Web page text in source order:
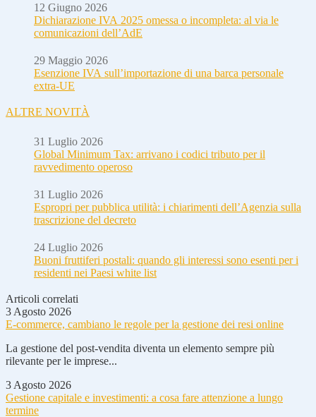
12 Giugno 2026
Dichiarazione IVA 2025 omessa o incompleta: al via le
comunicazioni dell’AdE
29 Maggio 2026
Esenzione IVA sull’importazione di una barca personale
extra-UE
ALTRE NOVITÀ
31 Luglio 2026
Global Minimum Tax: arrivano i codici tributo per il
ravvedimento operoso
31 Luglio 2026
Espropri per pubblica utilità: i chiarimenti dell’Agenzia sulla
trascrizione del decreto
24 Luglio 2026
Buoni fruttiferi postali: quando gli interessi sono esenti per i
residenti nei Paesi white list
Articoli correlati
3 Agosto 2026
E-commerce, cambiano le regole per la gestione dei resi online
La gestione del post-vendita diventa un elemento sempre più
rilevante per le imprese...
3 Agosto 2026
Gestione capitale e investimenti: a cosa fare attenzione a lungo
termine